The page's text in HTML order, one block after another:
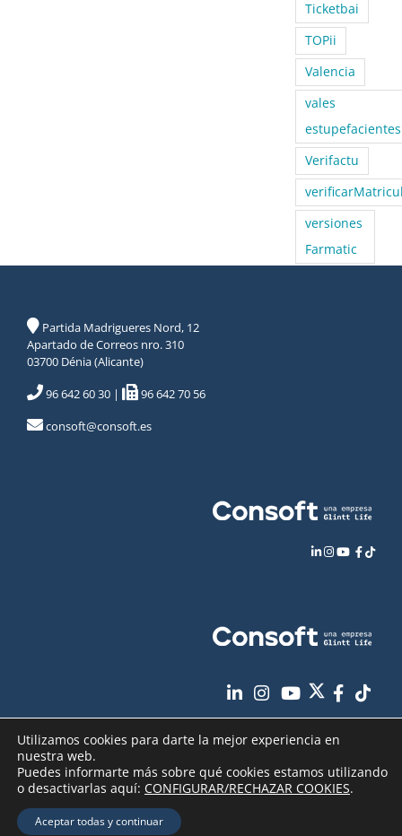
Ticketbai
TOPii
Valencia
vales
estupefacientes
Verifactu
versiones
Farmatic
Partida Madrigueres Nord, 12
Apartado de Correos nro. 310
03700 Dénia (Alicante)
96 642 60 30 |
96 642 70 56
consoft@consoft.es
Copyright2026 - Consoft |Aviso Legal
Política de Cookies|Seguridad de sus datos
Utilizamos cookies para darte la mejor experiencia en
nuestra web.
Puedes informarte más sobre qué cookies estamos utilizando
o desactivarlas aquí: CONFIGURAR/RECHAZAR COOKIES.
Aceptar todas y continuar